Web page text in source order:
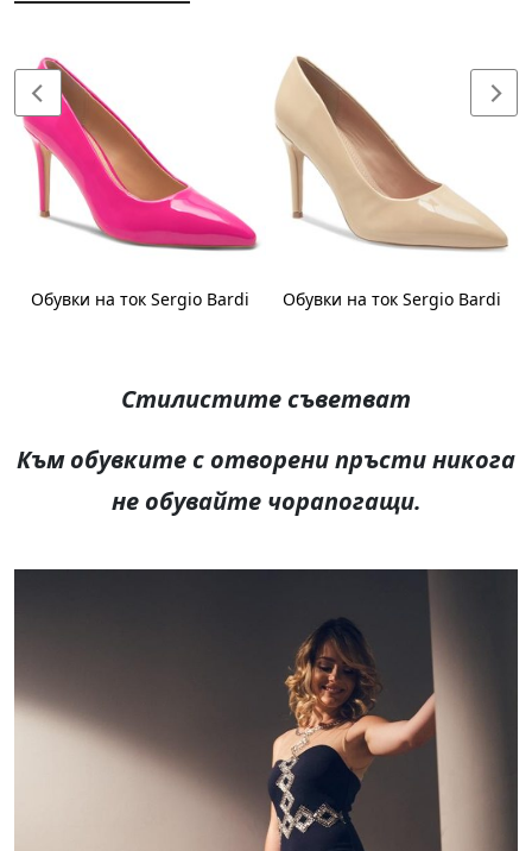
Обувки на ток Sergio Bardi Обувки на ток Sergio Bardi
Стилистите съветват
Към обувките с отворени пръсти никога
не обувайте чорапогащи.